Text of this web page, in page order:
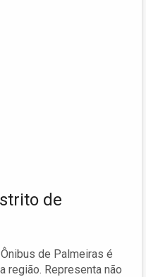
de
de Palmeiras é
região. Representa não